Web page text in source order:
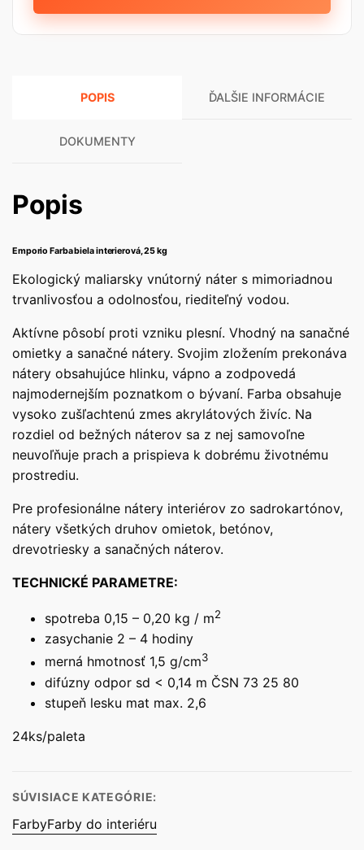
interierová,
POPIS ĎALŠIE INFORMÁCIE
DOKUMENTY
Popis
Emporio Farba biela interierová, 25 kg
Ekologický maliarsky vnútorný náter s mimoriadnou
trvanlivosťou a odolnosťou, riediteľný vodou.
Aktívne pôsobí proti vzniku plesní. Vhodný na sanačné
omietky a sanačné nátery. Svojim zložením prekonáva
nátery obsahujúce hlinku, vápno a zodpovedá
najmodernejším poznatkom o bývaní. Farba obsahuje
vysoko zušľachtenú zmes akrylátových živíc. Na
rozdiel od bežných náterov sa z nej samovoľne
neuvoľňuje prach a prispieva k dobrému životnému
prostrediu.
Pre profesionálne nátery interiérov zo sadrokartónov,
nátery všetkých druhov omietok, betónov,
drevotriesky a sanačných náterov.
TECHNICKÉ PARAMETRE:
spotreba 0,15 – 0,20 kg / m2
zasychanie 2 – 4 hodiny
merná hmotnosť 1,5 g/cm3
difúzny odpor sd < 0,14 m ČSN 73 25 80
stupeň lesku mat max. 2,6
24ks/paleta
SÚVISIACE KATEGÓRIE:
FarbyFarby do interiéru